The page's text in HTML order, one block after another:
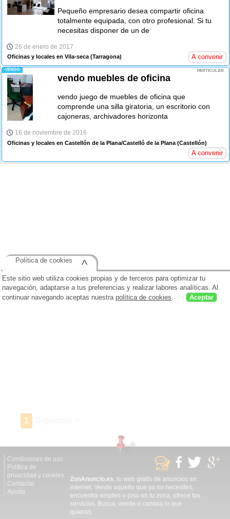
Pequeño empresario desea compartir oficina
totalmente equipada, con otro profesional. Si tu
necesitas disponer de un de
26 de enero de 2017
Oficinas y locales en Vila-seca (Tarragona) A convenir
-VENDO- PARTICULAR
vendo muebles de oficina
vendo juego de muebles de oficina que
comprende una silla giratoria, un escritorio con
cajoneras, archivadores horizonta
16 de noviembre de 2016
Oficinas y locales en Castellón de la Plana/Castelló de la Plana (Castellón)
A convenir
1
Condiciones de uso
Política de
privacidad y cookies
Contactar
Ayuda
ZonAnuncio.es, tu web gratis de anuncios en
internet. Vende aquello que ya no necesites,
encuentra empleo o piso en tu zona, ofrece tus
servicios. Busca, vende o cambia lo que
quieras.
Este sitio web utiliza cookies propias y de terceros para optimizar tu
navegación, adaptarse a tus preferencias y realizar labores analíticas. Al
continuar navegando aceptas nuestrapolítica de cookies Aceptar
Política de cookies ^